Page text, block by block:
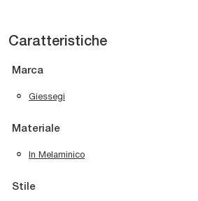
Caratteristiche
Marca
Giessegi
Materiale
In Melaminico
Stile